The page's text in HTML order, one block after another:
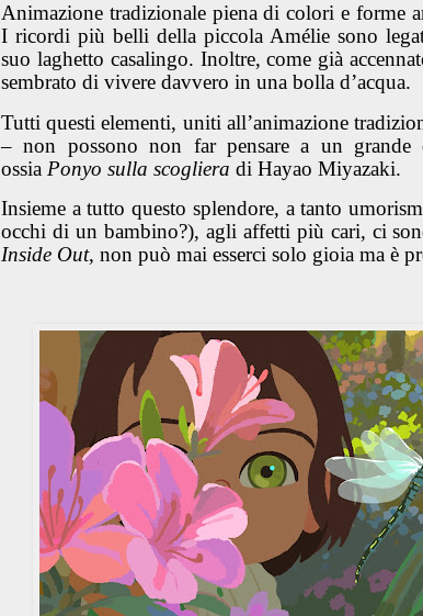
Animazione tradizionale piena di colori e forme
I ricordi più belli della piccola Amélie sono
suo laghetto casalingo. Inoltre, come già
sembrato di vivere davvero in una bolla d’acqua.
Tutti questi elementi, uniti all’animazione
– non possono non far pensare a un
ossia Ponyo sulla scogliera di Hayao Miyazaki.
Insieme a tutto questo splendore, a tanto
occhi di un bambino?), agli affetti più cari, ci
Inside Out, non può mai esserci solo gioia ma è